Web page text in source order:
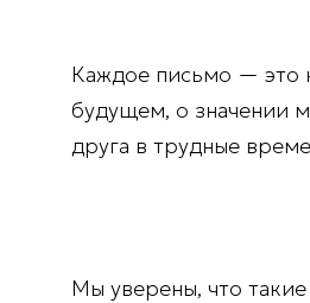
Каждое письмо — это
будущем, о значении
друга в трудные
Мы уверены, что